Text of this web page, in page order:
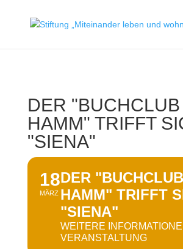
DER "BUCHCLUB
HAMM" TRIFFT
"SIENA"
18
MÄRZ
DER "BUCHCLUB
HAMM" TRIFFT
"SIENA"
WEITERE
VERANSTALTUNG